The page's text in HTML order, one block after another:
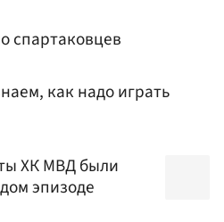
спартаковцев
как надо играть
ХК МВД были
эпизоде